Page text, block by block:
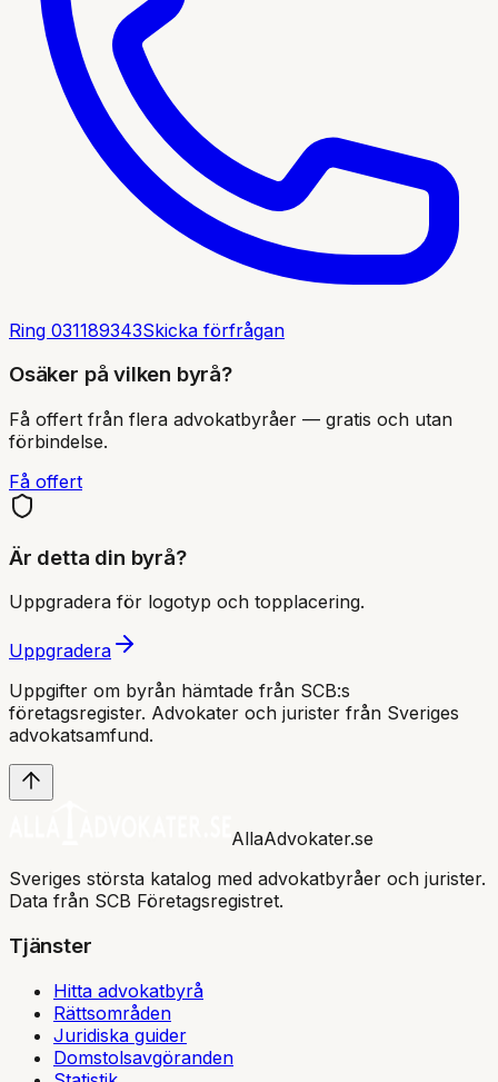
Ring 031189343Skicka förfrågan
Osäker på vilken byrå?
Få offert från flera advokatbyråer — gratis och utan
förbindelse.
Få offert
Är detta din byrå?
Uppgradera för logotyp och topplacering.
Uppgradera
Uppgifter om byrån hämtade från SCB:s
företagsregister. Advokater och jurister från Sveriges
advokatsamfund.
AllaAdvokater.se
Sveriges största katalog med advokatbyråer och jurister.
Data från SCB Företagsregistret.
Tjänster
Hitta advokatbyrå
Rättsområden
Juridiska guider
Domstolsavgöranden